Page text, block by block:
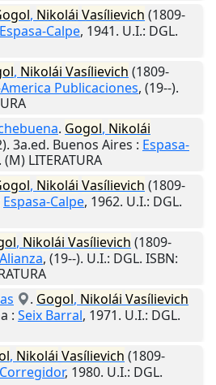
, Nikolái Vasílievich (1809-
Espasa-Calpe, 1941. U.I.: DGL.
, Nikolái Vasílievich (1809-
Publicaciones, (19--).
. Gogol, Nikolái
3a.ed. Buenos Aires : Espasa-
(M) LITERATURA
, Nikolái Vasílievich (1809-
Espasa-Calpe, 1962. U.I.: DGL.
, Nikolái Vasílievich (1809-
Alianza, (19--). U.I.: DGL. ISBN:
. Gogol, Nikolái Vasílievich
: Seix Barral, 1971. U.I.: DGL.
, Nikolái Vasílievich (1809-
Corregidor, 1980. U.I.: DGL.